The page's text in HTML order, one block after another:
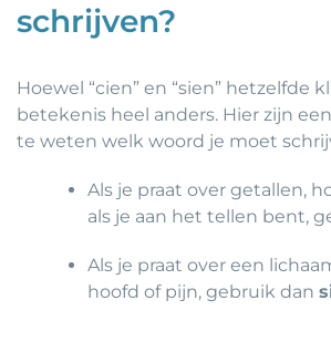
schrijven?
Hoewel “cien” en “sien” hetzelfde
betekenis heel anders. Hier zijn
te weten welk woord je moet
Als je praat over getallen,
als je aan het tellen bent,
Als je praat over een
hoofd of pijn, gebruik dan